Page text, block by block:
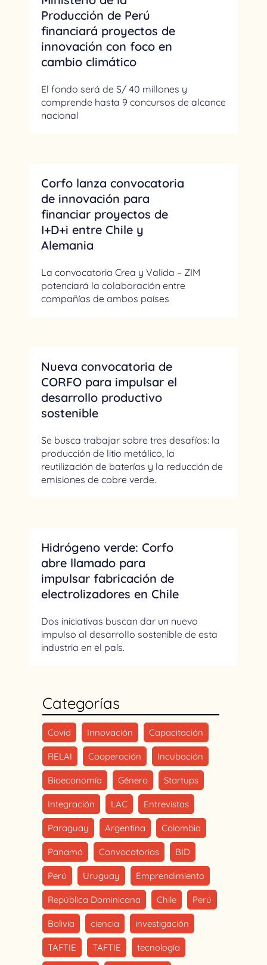
Producción de Perú
financiará proyectos de
innovación con foco en
cambio climático
El fondo será de S/ 40 millones y
comprende hasta 9 concursos de alcance
nacional
Corfo lanza convocatoria
de innovación para
financiar proyectos de
I+D+i entre Chile y
Alemania
La convocatoria Crea y Valida – ZIM
potenciará la colaboración entre
compañías de ambos países
Nueva convocatoria de
CORFO para impulsar el
desarrollo productivo
sostenible
Se busca trabajar sobre tres desafíos: la
producción de litio metálico, la
reutilización de baterías y la reducción de
emisiones de cobre verde.
Hidrógeno verde: Corfo
abre llamado para
impulsar fabricación de
electrolizadores en Chile
Dos iniciativas buscan dar un nuevo
impulso al desarrollo sostenible de esta
industria en el país.
Categorías
Covid Innovación Capacitación
RELAI Cooperación Incubación
Bioeconomía Género Startups
Integración LAC Entrevistas
Paraguay Argentina Colombia
Panamá Convocatorias BID
Perú Uruguay Emprendimiento
República Dominicana Chile Perú
Bolivia ciencia investigación
TAFTIE TAFTIE tecnología